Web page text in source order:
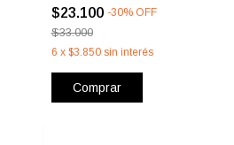
$23.100 -30% OFF
$33.000
6 x $3.850 sin interés
Comprar